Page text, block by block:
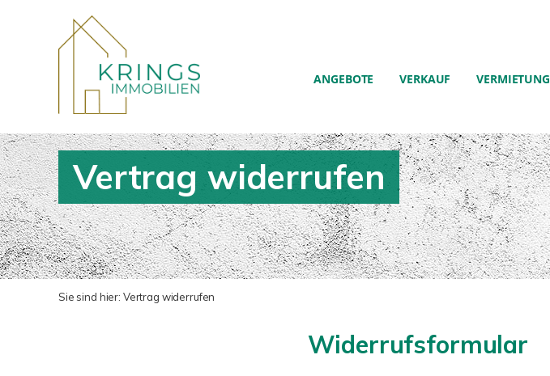
ANGEBOTE VERKAUF VERMIETUNG
Vertrag widerrufen
Sie sind hier: Vertrag widerrufen
Widerrufsformular